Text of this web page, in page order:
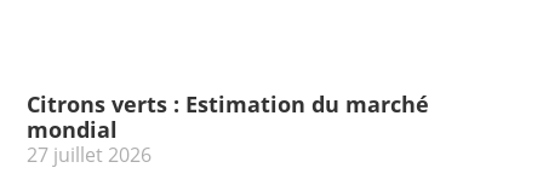
Citrons verts : Estimation du marché
mondial
27 juillet 2026